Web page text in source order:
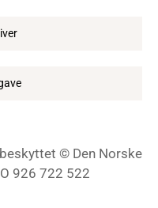
© Den Norske
926 722 522